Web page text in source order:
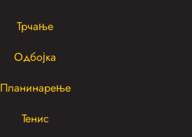
Трчање
Одбојка
Планинарење
Тенис